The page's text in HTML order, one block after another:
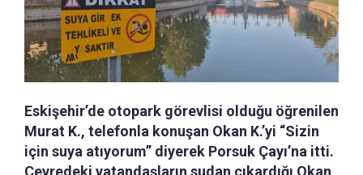
Eskişehir’de otopark görevlisi olduğu öğrenilen
Murat K., telefonla konuşan Okan K.’yi “Sizin
için suya atıyorum” diyerek Porsuk Çayı’na itti.